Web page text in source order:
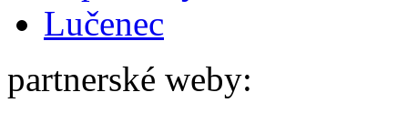
Lučenec
partnerské weby: